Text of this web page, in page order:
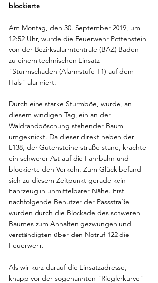
blockierte
Am Montag, den 30. September 2019, um
12:52 Uhr, wurde die Feuerwehr Pottenstein
von der Bezirksalarmtentrale (BAZ) Baden
zu einem technischen Einsatz
"Sturmschaden (Alarmstufe T1) auf dem
Hals" alarmiert.
Durch eine starke Sturmböe, wurde, an
diesem windigen Tag, ein an der
Waldrandböschung stehender Baum
umgeknickt. Da dieser direkt neben der
L138, der Gutensteinerstraße stand, krachte
ein schwerer Ast auf die Fahrbahn und
blockierte den Verkehr. Zum Glück befand
sich zu diesem Zeitpunkt gerade kein
Fahrzeug in unmittelbarer Nähe. Erst
nachfolgende Benutzer der Passstraße
wurden durch die Blockade des schweren
Baumes zum Anhalten gezwungen und
verständigten über den Notruf 122 die
Feuerwehr.
Als wir kurz darauf die Einsatzadresse,
knapp vor der sogenannten "Rieglerkurve"